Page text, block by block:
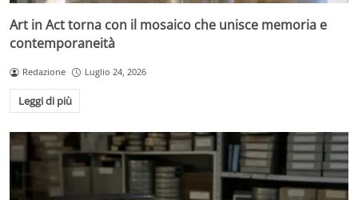
Art in Act torna con il mosaico che unisce memoria e
contemporaneità
Redazione Luglio 24, 2026
Leggi di più